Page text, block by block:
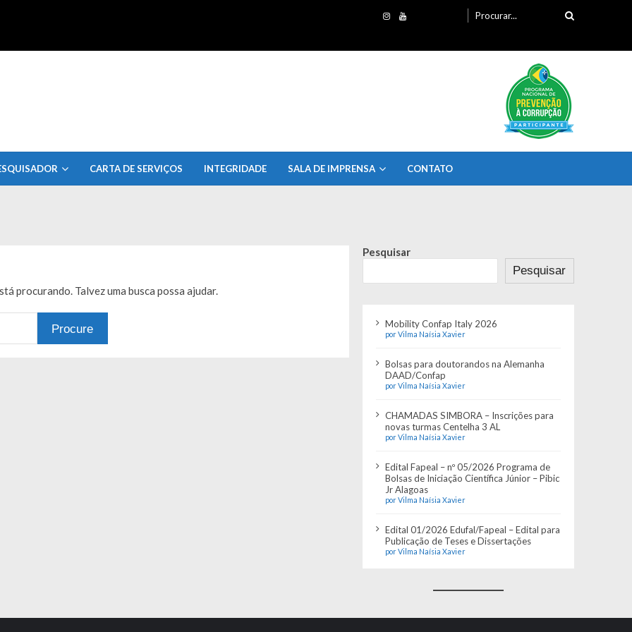
por:
CARTA DE SERVIÇOS INTEGRIDADE SALA DE IMPRENSA CONTATO
procurando. Talvez uma busca possa ajudar.
Pesquisar
Pesquisar
Mobility Confap Italy 2026
por Vilma Naísia Xavier
Bolsas para doutorandos na Alemanha
DAAD/Confap
por Vilma Naísia Xavier
CHAMADAS SIMBORA – Inscrições para
novas turmas Centelha 3 AL
por Vilma Naísia Xavier
Edital Fapeal – nº 05/2026 Programa de
Bolsas de Iniciação Científica Júnior – Pibic
Jr Alagoas
por Vilma Naísia Xavier
Edital 01/2026 Edufal/Fapeal – Edital para
Publicação de Teses e Dissertações
por Vilma Naísia Xavier